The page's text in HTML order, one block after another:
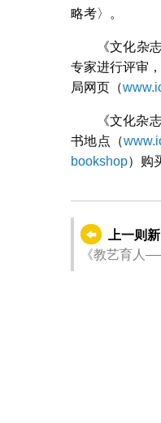
略考〉。
《文化杂
专家进行评审
局网页（
《文化杂
书地点（
bookshop）购
上一则
《教艺育人